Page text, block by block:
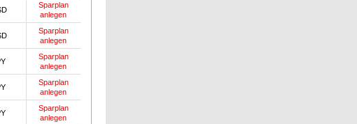
Sparplan
anlegen
Sparplan
anlegen
Sparplan
anlegen
Sparplan
anlegen
Sparplan
anlegen